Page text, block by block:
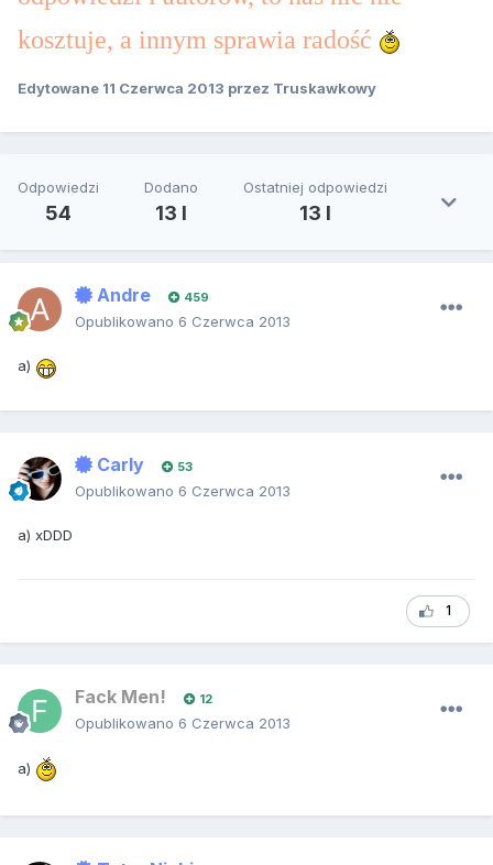
kosztuje, a innym sprawia radość
Edytowane 11 Czerwca 2013 przez Truskawkowy
Odpowiedzi
54
Dodano
13 l
Ostatniej odpowiedzi
13 l
Andre 459
Opublikowano 6 Czerwca 2013
a)
Carly 53
Opublikowano 6 Czerwca 2013
a) xDDD
1
Fack Men! 12
Opublikowano 6 Czerwca 2013
a)